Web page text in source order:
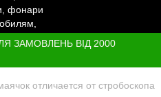
ЗАМОВЛЕНЬ ВІД 2000
отличается от стробоскопа